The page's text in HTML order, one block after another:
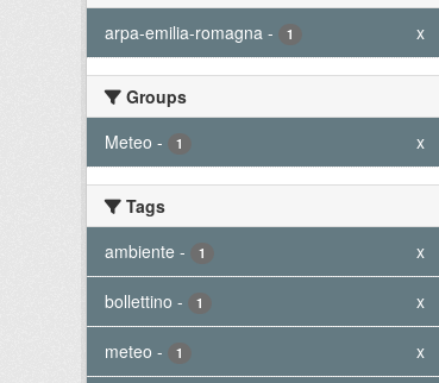
arpa-emilia-romagna - 1 x
Groups
Meteo - 1 x
Tags
ambiente - 1 x
bollettino - 1 x
meteo - 1 x